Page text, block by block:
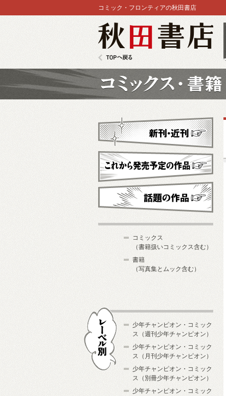
コミック・フロンティアの秋田書店
新刊・近刊
これから発売予定
コミックス
（書籍扱いコミックス含む）
書籍
（写真集とムック含む）
少年チャンピオン・コミック
ス（週刊少年チャンピオン）
少年チャンピオン・コミック
ス（月刊少年チャンピオン）
少年チャンピオン・コミック
ス（別冊少年チャンピオン）
少年チャンピオン・コミック